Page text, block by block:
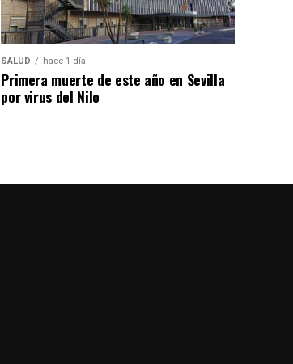
SALUD hace 1 día
Primera muerte de este año en Sevilla
por virus del Nilo